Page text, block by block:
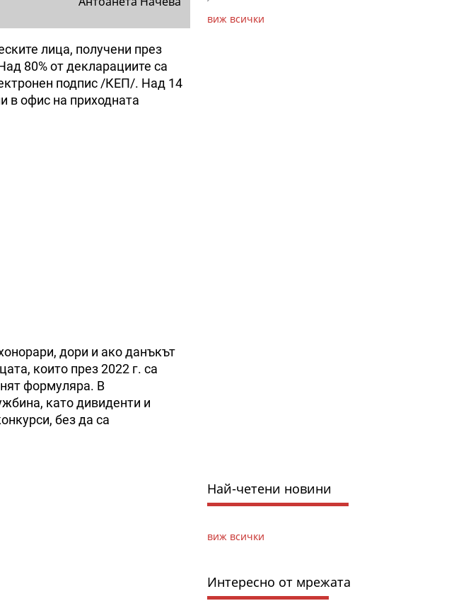
лица, получени през
80% от декларациите са
подпис /КЕП/. Над 14
в офис на приходната
дори и ако данъкът
които през 2022 г. са
формуляра. В
като дивиденти и
без да са
виж всички
Най-четени новини
виж всички
Интересно от мрежата